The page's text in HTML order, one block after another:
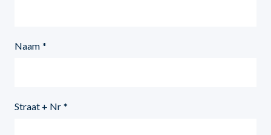
Naam
Straat + Nr